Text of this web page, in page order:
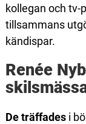
kollegan och tv-
tillsammans
kändispar.
Renée
De träffadesi